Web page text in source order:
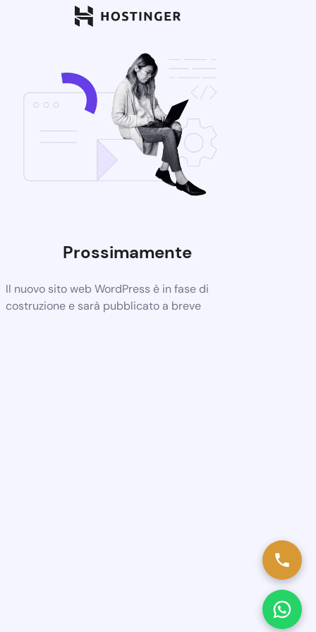
Prossimamente
Il nuovo sito web WordPress è in fase di
costruzione e sarà pubblicato a breve